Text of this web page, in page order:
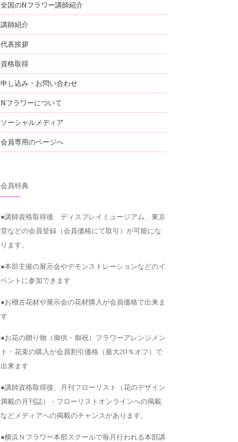
全国のNフラワー講師紹介
講師紹介
代表挨拶
資格取得
申し込み・お問い合わせ
Nフラワーについて
ソーシャルメディア
会員専用のページへ
会員特典
●講師資格取得後 ディスプレイミュージアム、東京
堂などの会員登録（会員価格にて取引）が可能にな
ります。
●本部主催の展示会やデモンストレーションなどのイ
ベントに参加できます
●お稽古花材や展示会の花材購入が会員価格で出来ま
す
●お花の贈り物（御供・御祝）フラワーアレンジメン
ト・花束の購入が会員割引価格（最大20％オフ）で
出来ます
●講師資格取得後、月刊フローリスト（花のデザイン
満載の月刊誌）・フローリストオンラインへの掲載
などメディアへの掲載のチャンスがあります。
●横浜Ｎフラワー本部スクールで毎月行われる本部講